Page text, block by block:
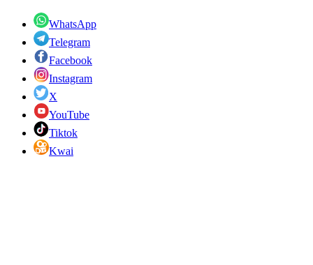
WhatsApp
Telegram
Facebook
Instagram
X
YouTube
Tiktok
Kwai